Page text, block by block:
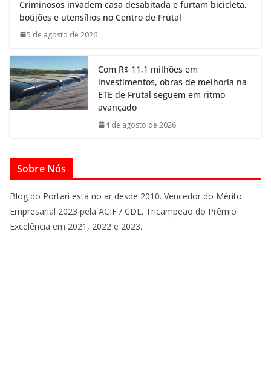
Criminosos invadem casa desabitada e furtam bicicleta,
botijões e utensílios no Centro de Frutal
5 de agosto de 2026
Com R$ 11,1 milhões em
investimentos, obras de melhoria na
ETE de Frutal seguem em ritmo
avançado
4 de agosto de 2026
Sobre Nós
Blog do Portari está no ar desde 2010. Vencedor do Mérito
Empresarial 2023 pela ACIF / CDL. Tricampeão do Prêmio
Excelência em 2021, 2022 e 2023.